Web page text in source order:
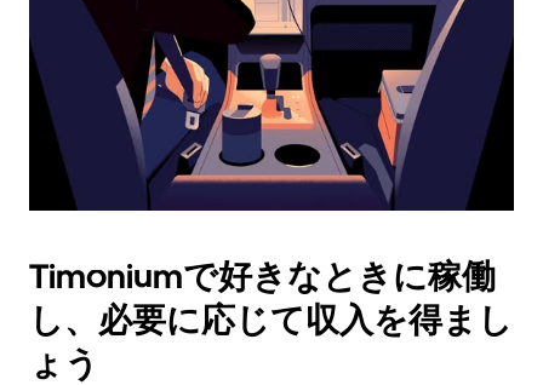
を
選
択
す。
ン
で
カ
ン
Timoniumで好きなときに稼働
し、必要に応じて収入を得まし
ょう